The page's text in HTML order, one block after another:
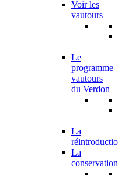
Voir les
vautours
Le
programme
vautours
du Verdon
La
La
conservation